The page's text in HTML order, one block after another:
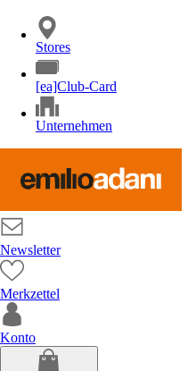
Stores
[ea]Club-Card
Unternehmen
Newsletter
Merkzettel
Konto